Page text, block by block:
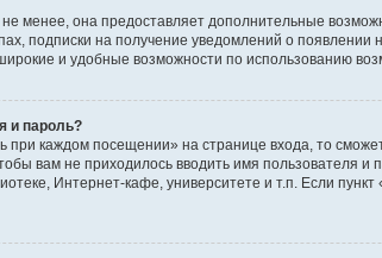
менее, она предоставляет дополнительные
подписки на получение уведомлений о
и удобные возможности по использованию
и пароль?
при каждом посещении» на странице входа, то
вам не приходилось вводить имя
Интернет-кафе, университете и т.п. Если